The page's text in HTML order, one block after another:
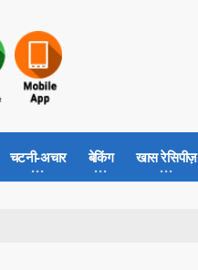
चटनी-अचार बेकिंग खास रेसिपीज़